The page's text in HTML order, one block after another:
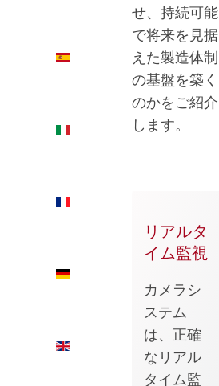
ES
IT
FR
DE
EN
せ、持続可能
で将来を見据
えた製造体制
の基盤を築く
のかをご紹介
します。
リアルタ
イム監視
カメラシ
ステム
は、正確
なリアル
タイム監